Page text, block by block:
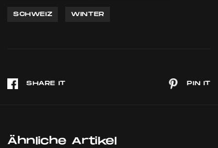
SCHWEIZ WINTER
Ähnliche Artikel